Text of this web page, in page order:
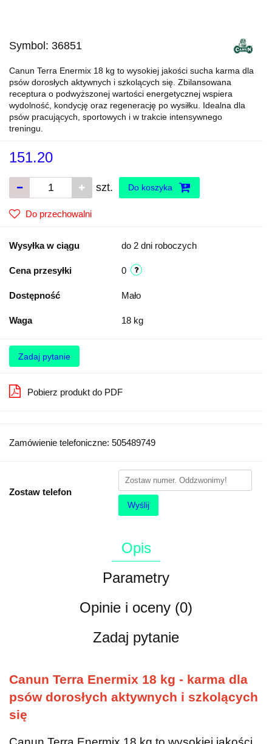
Symbol: 36851
Canun Terra Enermix 18 kg to wysokiej jakości sucha karma dla
psów dorosłych aktywnych i szkolących się. Zbilansowana
receptura o podwyższonej wartości energetycznej wspiera
wydolność, kondycję oraz regenerację po wysiłku. Idealna dla
psów pracujących, sportowych i w trakcie intensywnego
treningu.
151.20
szt. Do koszyka
Do przechowalni
Wysyłka w ciągu do 2 dni roboczych
Cena przesyłki 0
Dostępność Mało
Waga 18 kg
Zadaj pytanie
Pobierz produkt do PDF
Zamówienie telefoniczne: 505489749
Zostaw telefon
Wyślij
Opis
Parametry
Opinie i oceny (0)
Zadaj pytanie
Canun Terra Enermix 18 kg - karma dla
psów dorosłych aktywnych i szkolących
się